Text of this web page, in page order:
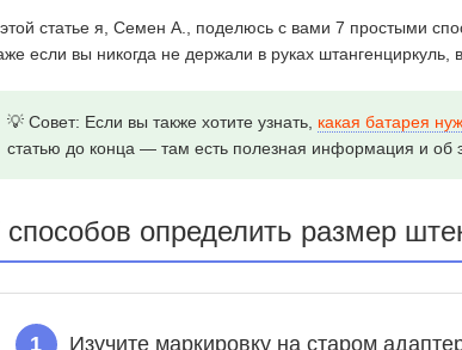
статье я, Семен А., поделюсь с вами 7 простыми
если вы никогда не держали в руках штангенциркуль,
💡 Совет: Если вы также хотите узнать, какая батарея
статью до конца — там есть полезная информация и об
способов определить размер
1 Изучите маркировку на старом